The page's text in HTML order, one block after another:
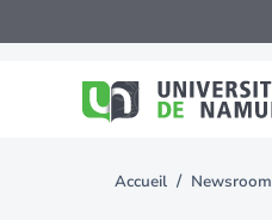
au
You
Accueil Newsroom